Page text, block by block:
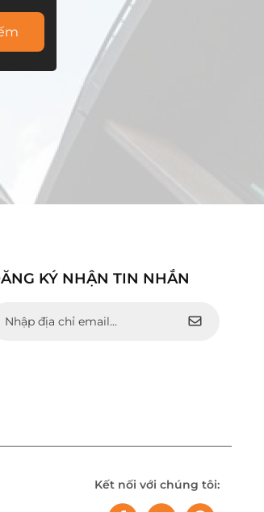
KÝ NHẬN TIN NHẮN
Kết nối với chúng tôi: